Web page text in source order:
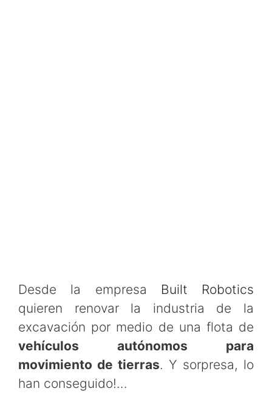
Desde la empresa Built Robotics
quieren renovar la industria de la
excavación por medio de una flota de
vehículos autónomos para
movimiento de tierras. Y sorpresa, lo
han conseguido!…